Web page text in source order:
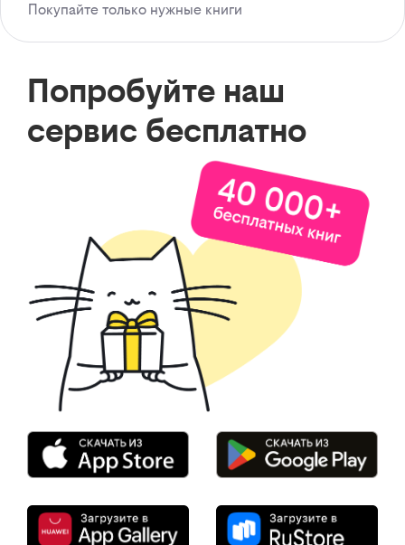
Покупайте только нужные книги
Попробуйте наш
сервис бесплатно